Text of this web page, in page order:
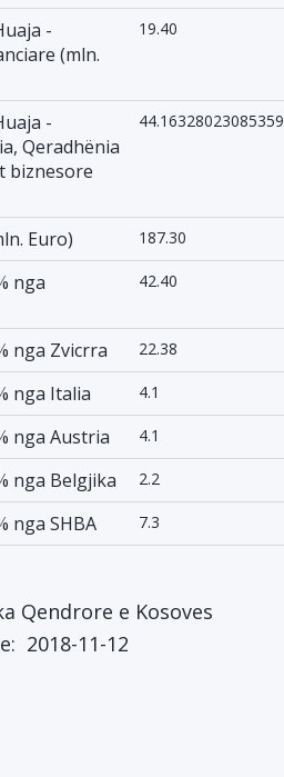
-
(mln.
19.40
-
Qeradhënia
biznesore
44.16328023085359
Euro) 187.30
nga
42.40
nga Zvicrra 22.38
nga Italia 4.1
nga Austria 4.1
nga Belgjika 2.2
nga SHBA 7.3
Qendrore e Kosoves
2018-11-12